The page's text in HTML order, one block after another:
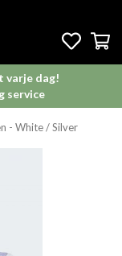
varje dag!
service
- White / Silver